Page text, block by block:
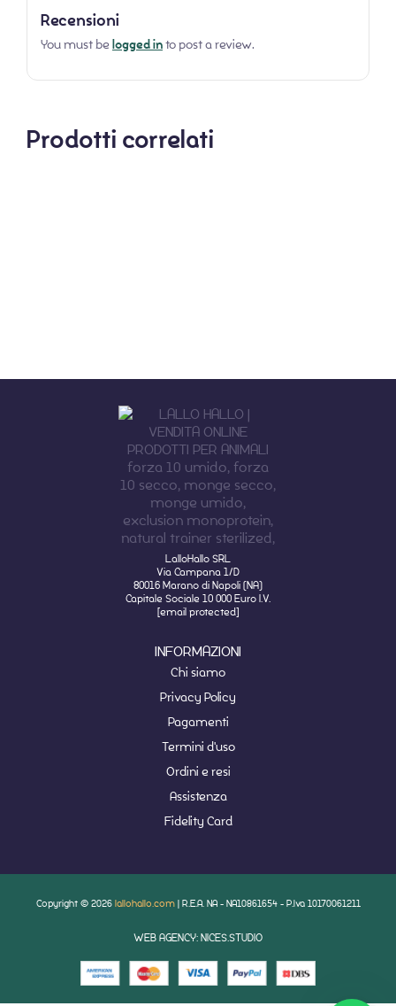
Recensioni
You must be logged into post a review.
Prodotti correlati
LalloHallo SRL
Via Campana 1/D
80016 Marano di Napoli (NA)
Capitale Sociale 10 000 Euro I.V.
[email protected]
INFORMAZIONI
Chi siamo
Privacy Policy
Pagamenti
Termini d'uso
Ordini e resi
Assistenza
Fidelity Card
Copyright © 2026 lallohallo.com | R.E.A. NA - NA10861654 - P.Iva 10170061211
WEB AGENCY: NICES.STUDIO